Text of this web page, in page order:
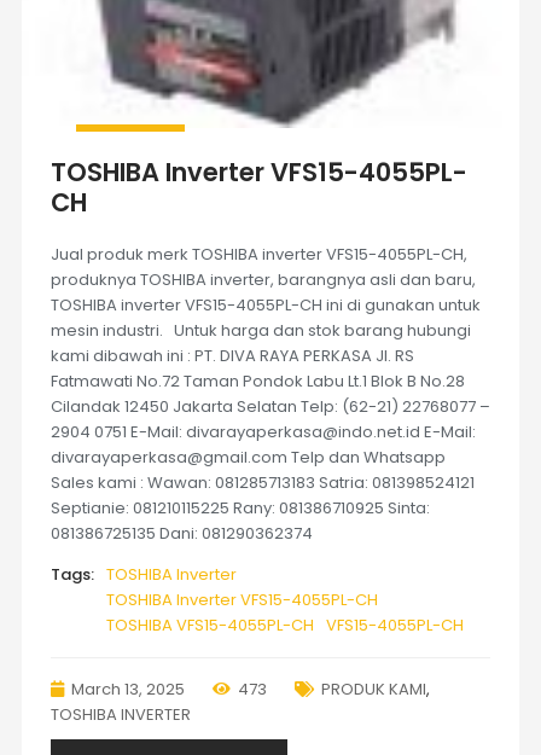
TOSHIBA Inverter VFS15-4055PL-
CH
Jual produk merk TOSHIBA inverter VFS15-4055PL-CH,
produknya TOSHIBA inverter, barangnya asli dan baru,
TOSHIBA inverter VFS15-4055PL-CH ini di gunakan untuk
mesin industri. Untuk harga dan stok barang hubungi
kami dibawah ini : PT. DIVA RAYA PERKASA Jl. RS
Fatmawati No.72 Taman Pondok Labu Lt.1 Blok B No.28
Cilandak 12450 Jakarta Selatan Telp: (62-21) 22768077 –
2904 0751 E-Mail: divarayaperkasa@indo.net.id E-Mail:
divarayaperkasa@gmail.com Telp dan Whatsapp
Sales kami : Wawan: 081285713183 Satria: 081398524121
Septianie: 081210115225 Rany: 081386710925 Sinta:
081386725135 Dani: 081290362374
Tags: TOSHIBA Inverter
TOSHIBA Inverter VFS15-4055PL-CH
TOSHIBA VFS15-4055PL-CH VFS15-4055PL-CH
March 13, 2025 473 PRODUK KAMI,
TOSHIBA INVERTER